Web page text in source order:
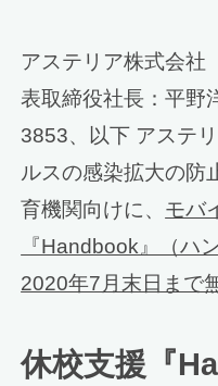
アステリア株式会社
表取締役社長：平野
3853、以下 アステ
ルスの感染拡大の防
育機関向けに、 モバ
『Handbook』（ハ
2020年7月末日まで
休校支援『